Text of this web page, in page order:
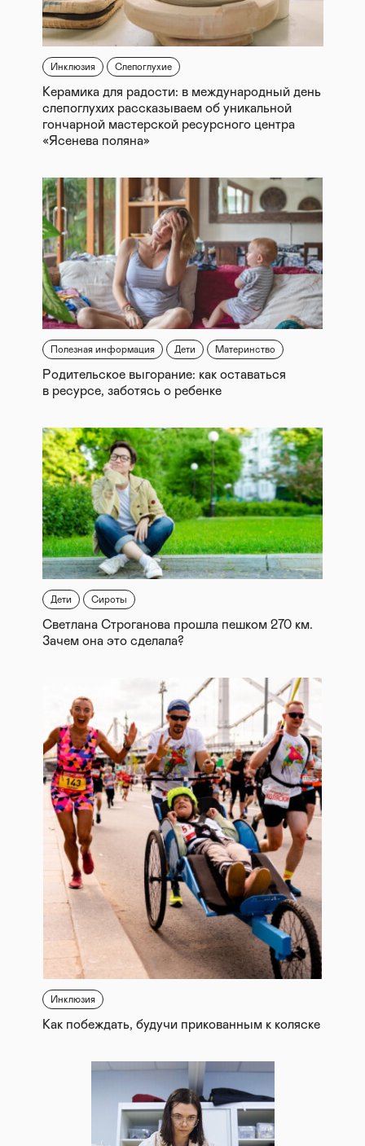
Инклюзия Слепоглухие
Керамика для радости: в международный день
слепоглухих рассказываем об уникальной
гончарной мастерской ресурсного центра
«Ясенева поляна»
Полезная информация Дети Материнство
Родительское выгорание: как оставаться
в ресурсе, заботясь о ребенке
Дети Сироты
Светлана Строганова прошла пешком 270 км.
Зачем она это сделала?
Инклюзия
Как побеждать, будучи прикованным к коляске